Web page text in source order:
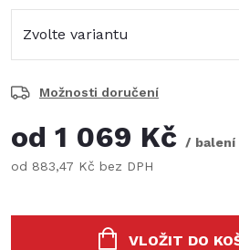
Možnosti doručení
od 1 069 Kč
/ balení
od 883,47 Kč bez DPH
VLOŽIT DO